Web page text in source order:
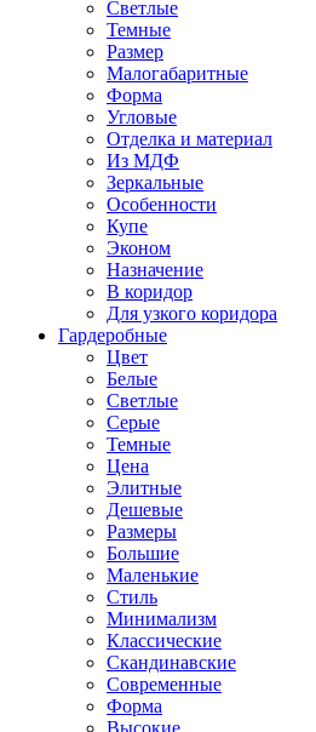
Светлые
Темные
Размер
Малогабаритные
Форма
Угловые
Отделка и материал
Из МДФ
Зеркальные
Особенности
Купе
Эконом
Назначение
В коридор
Для узкого коридора
Гардеробные
Цвет
Белые
Светлые
Серые
Темные
Цена
Элитные
Дешевые
Размеры
Большие
Маленькие
Стиль
Минимализм
Классические
Скандинавские
Современные
Форма
Высокие